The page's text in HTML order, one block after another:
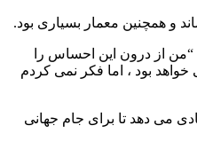
و همچنین معمار بسیاری بود.
“من از درون این احساس را
بود ، اما فکر نمی کردم
می دهد تا برای جام جهانی